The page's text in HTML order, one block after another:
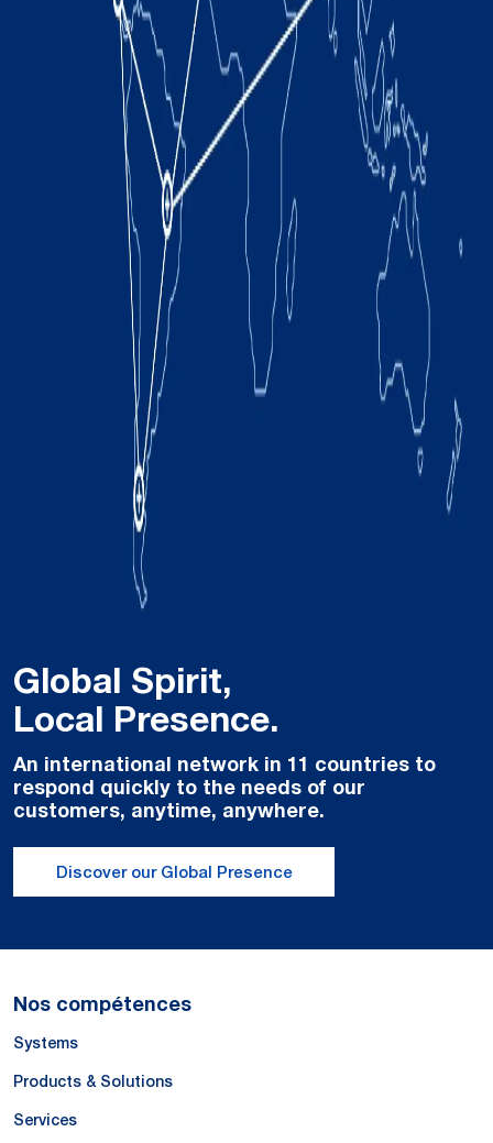
Global Spirit,
Local Presence.
An international network in 11 countries to
respond quickly to the needs of our
customers, anytime, anywhere.
Discover our Global Presence
Nos compétences
Systems
Products & Solutions
Services